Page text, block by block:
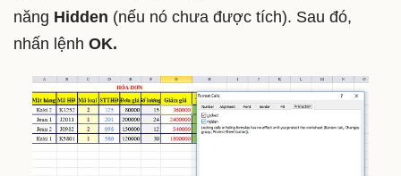
năng Hidden (nếu nó chưa được tích). Sau đó,
nhấn lệnh OK.